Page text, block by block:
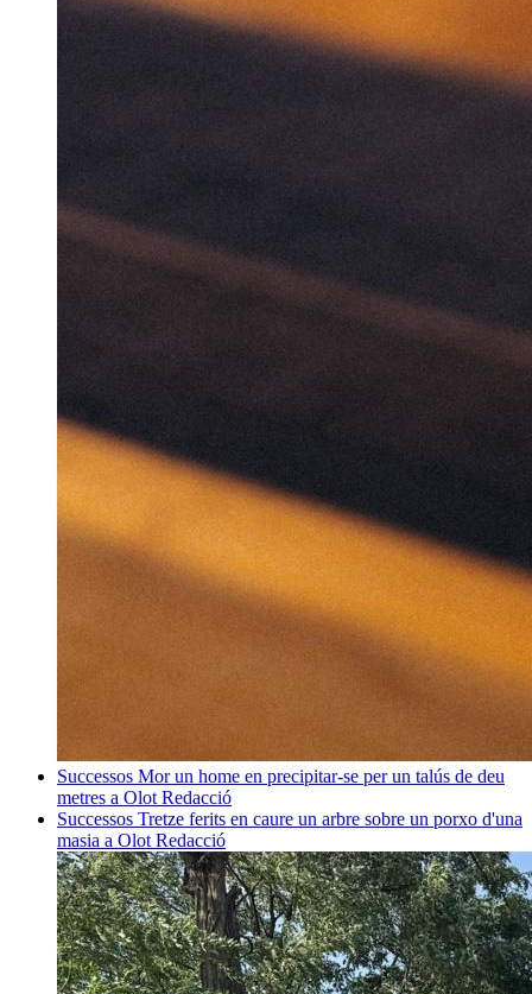
Successos Mor un home en precipitar-se per un talús de deu
metres a Olot Redacció
Successos Tretze ferits en caure un arbre sobre un porxo d'una
masia a Olot Redacció